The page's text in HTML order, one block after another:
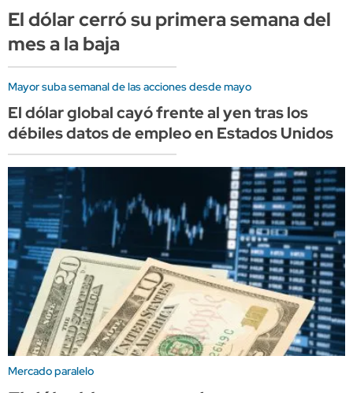
El dólar cerró su primera semana del
mes a la baja
Mayor suba semanal de las acciones desde mayo
El dólar global cayó frente al yen tras los
débiles datos de empleo en Estados Unidos
Mercado paralelo